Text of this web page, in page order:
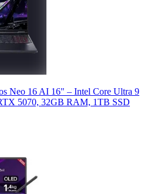
Neo 16 AI 16" – Intel Core Ultra 9
5070, 32GB RAM, 1TB SSD